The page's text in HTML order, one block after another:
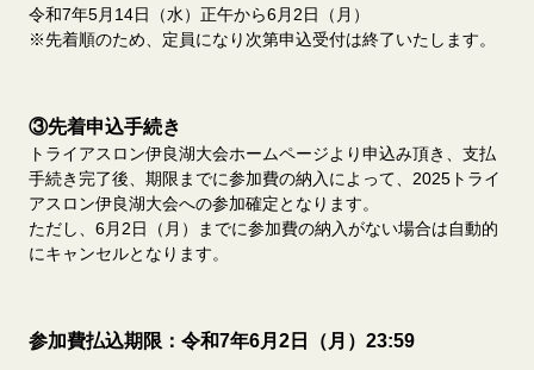
令和7年5月14日（水）正午から6月2日（月）
※先着順のため、定員になり次第申込受付は終了いたします。
③先着申込手続き
トライアスロン伊良湖大会ホームページより申込み頂き、支払
手続き完了後、期限までに参加費の納入によって、2025トライ
アスロン伊良湖大会への参加確定となります。
ただし、6月2日（月）までに参加費の納入がない場合は自動的
にキャンセルとなります。
参加費払込期限：令和7年6月2日（月）23:59